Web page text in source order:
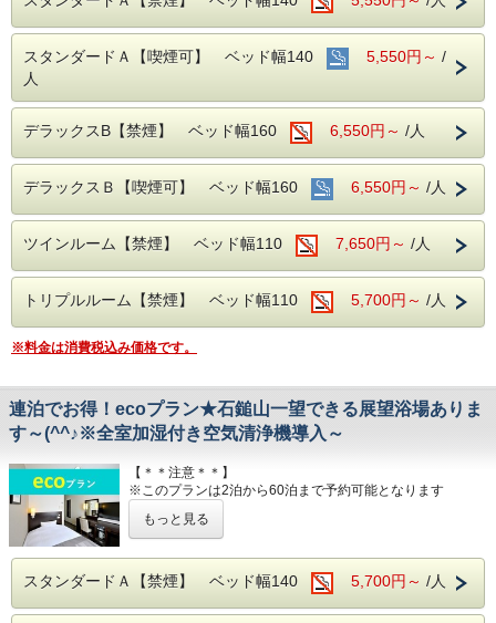
西日本最高峰の石鎚山を望める展望浴場をお
楽しみください
■男女別展望浴場(最上階：９階)
る人工ヘルストン温泉
営業時間：14:00~24:00、翌6:00~9:00
■JR伊予西条駅より徒歩1分の好立地
隣がコンビニ、石鎚へのバスも真正面バス停
から出ています
1日１台税込300円 ※バス・トラックは事前
予約をお願いします（料金が異なります）
■焼き立てパンや産直市から取り寄せた地元
野菜の和洋バイキング(定価：￥1320（税
込）)
召し上がりいただけます
■平面120台駐車場 (敷地内＆第二駐車場)
1日１台税込300円 ※バス・トラックは事前予約をお願いし
■焼き立てパンや産直市から取り寄せた地元野菜の和洋バイ
キング(定価：￥1320（税込）)
こちらの朝食付きプランでご予約いただくとお得にお召し上
がりいただけます
■室内設備(全部屋１４平米以上)
・シモンズ社製デュベスタイルロング＆ワイドベッドで快適
な寝心地
タオル、各部屋Wi-Fi
■チェックイン14:00~24:00(最終) / チェックアウト11:00
00～22：00（有料）、自動販売機、製氷機、電子レンジ、
アメニティバー、会議室
■注意事項
団体様の場合や時期によりキャンセル規定が異なります
詳しくはホテルまでお問い合わせくださいませ
JR伊予西条駅真正面、西条市の中心地のホテ
ル
西日本最高峰の石鎚山を望める展望浴場をお
スタンダードＡ【喫煙可】 ベッド幅140 5,550円～ /
人
デラックスB【禁煙】 ベッド幅160 6,550円～ /人
デラックスＢ【喫煙可】 ベッド幅160 6,550円～ /人
ツインルーム【禁煙】 ベッド幅110 7,650円～ /人
トリプルルーム【禁煙】 ベッド幅110 5,700円～ /人
※料金は消費税込み価格です。
連泊でお得！ecoプラン★石鎚山一望できる展望浴場ありま
す～(^^♪※全室加湿付き空気清浄機導入～
【＊＊注意＊＊】
※このプランは2泊から60泊まで予約可能となります
2泊以上限定の【客室清掃なし】のお得なプランです
エコ活動に取り組む方、連泊中の清掃が不要な方におすすめ
なプランです
ただし、4泊以上の場合は衛生上3日に1度清掃に入ります
※1泊のみへの変更は他プラン料金へと変更になります
もっと見る
スタンダードＡ【禁煙】 ベッド幅140 5,700円～ /人